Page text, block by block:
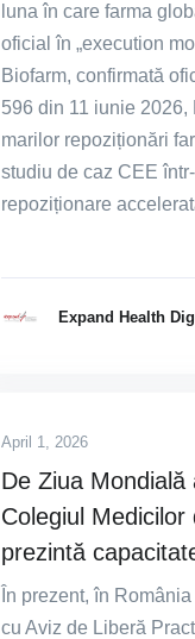
luna în care farma
oficial în „execution
Biofarm, confirmată
596 din 11 iunie
marilor repoziționări
studiu de caz CEE
repoziționare
Expand Health
April 1, 2026
De Ziua Mondială
Colegiul Medicilor
prezintă
În prezent, în
cu Aviz de Liberă